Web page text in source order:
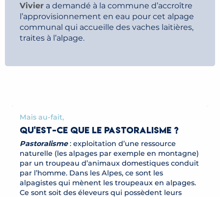
Vivier a demandé à la commune d’accroître
l’approvisionnement en eau pour cet alpage
communal qui accueille des vaches laitières,
traites à l’alpage.
Mais au-fait,
QU'EST-CE QUE LE PASTORALISME ?
Pastoralisme: exploitation d’une ressource
naturelle (les alpages par exemple en montagne)
par un troupeau d’animaux domestiques conduit
par l’homme. Dans les Alpes, ce sont les
alpagistes qui mènent les troupeaux en alpages.
Ce sont soit des éleveurs qui possèdent leurs